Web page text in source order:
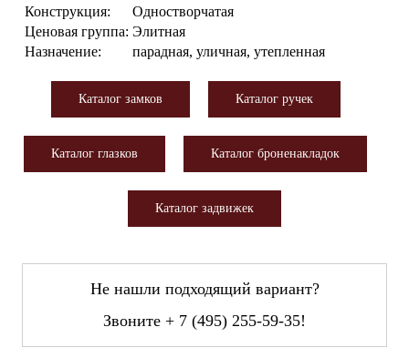
Конструкция:
Одностворчатая
Ценовая группа: Элитная
Назначение:
парадная, уличная, утепленная
Каталог замков Каталог ручек
Каталог глазков Каталог броненакладок
Каталог задвижек
Не нашли подходящий вариант?
Звоните + 7 (495) 255-59-35!